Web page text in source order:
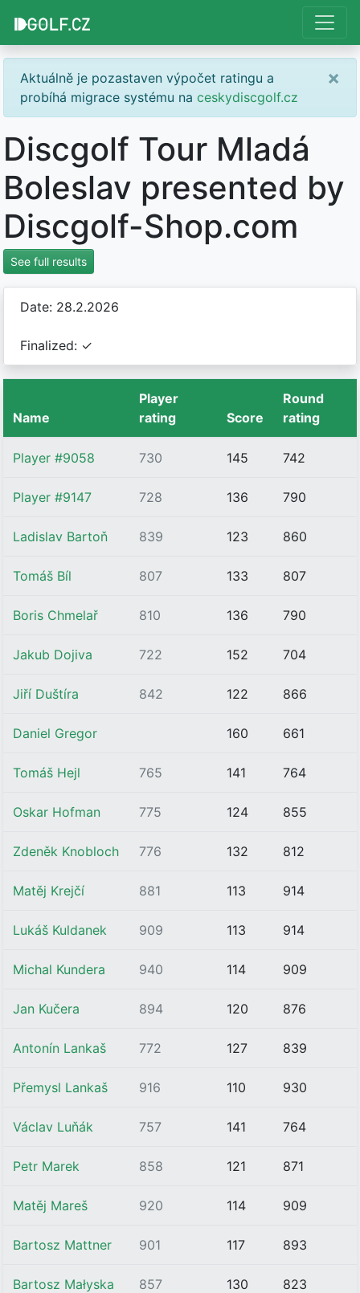
Aktuálně je pozastaven výpočet ratingu a
probíhá migrace systému na ceskydiscgolf.cz
×
Discgolf Tour Mladá
Boleslav presented by
Discgolf-Shop.com
See full results
Date: 28.2.2026
Finalized: ✓
Name
Player
rating
Score
Round
rating
Player #9058 730 145 742
Player #9147 728 136 790
Ladislav Bartoň 839 123 860
Tomáš Bíl 807 133 807
Boris Chmelař 810 136 790
Jakub Dojiva 722 152 704
Jiří Duštíra 842 122 866
Daniel Gregor 160 661
Tomáš Hejl 765 141 764
Oskar Hofman 775 124 855
Zdeněk Knobloch 776 132 812
Matěj Krejčí 881 113 914
Lukáš Kuldanek 909 113 914
Michal Kundera 940 114 909
Jan Kučera 894 120 876
Antonín Lankaš 772 127 839
Přemysl Lankaš 916 110 930
Václav Luňák 757 141 764
Petr Marek 858 121 871
Matěj Mareš 920 114 909
Bartosz Mattner 901 117 893
Bartosz Małyska 857 130 823